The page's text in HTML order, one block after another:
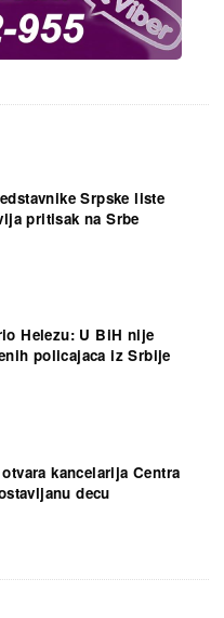
Srpske liste
pritisak na Srbe
Helezu: U BiH nije
policajaca iz Srbije
kancelarija Centra
decu